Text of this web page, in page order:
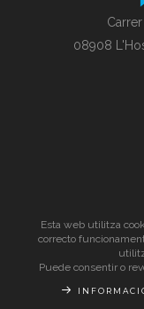
08908
Esta web utilitza
correcto
Puede consentir o